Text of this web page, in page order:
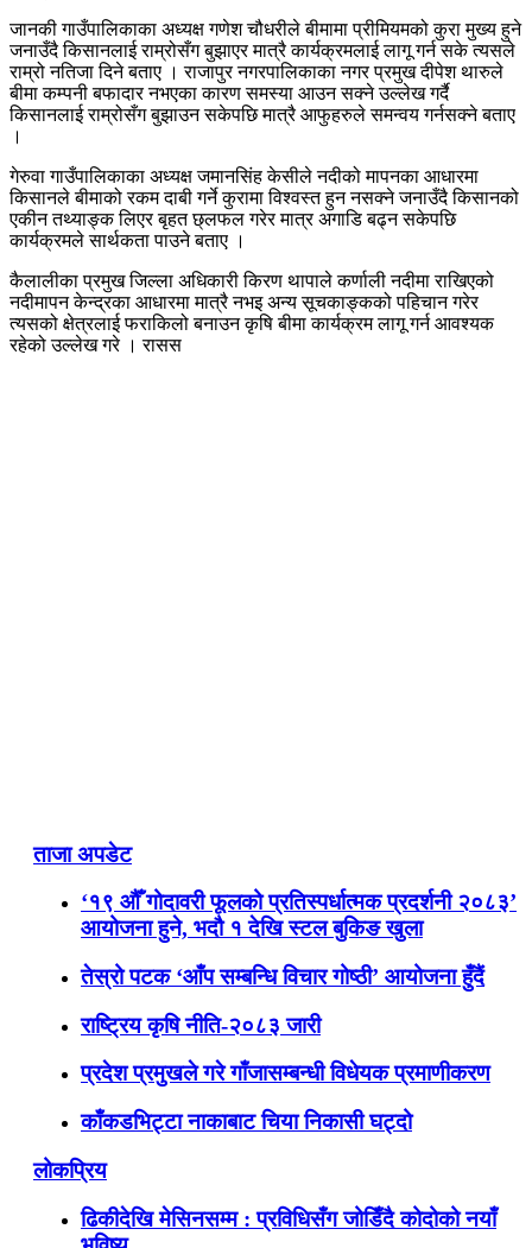
जानकी गाउँपालिकाका अध्यक्ष गणेश चौधरीले बीमामा प्रीमियमको कुरा मुख्य हुने
जनाउँदै किसानलाई राम्रोसँग बुझाएर मात्रै कार्यक्रमलाई लागू गर्न सके त्यसले
राम्रो नतिजा दिने बताए । राजापुर नगरपालिकाका नगर प्रमुख दीपेश थारुले
बीमा कम्पनी बफादार नभएका कारण समस्या आउन सक्ने उल्लेख गर्दै
किसानलाई राम्रोसँग बुझाउन सकेपछि मात्रै आफुहरुले समन्वय गर्नसक्ने बताए
।
गेरुवा गाउँपालिकाका अध्यक्ष जमानसिंह केसीले नदीको मापनका आधारमा
किसानले बीमाको रकम दाबी गर्ने कुरामा विश्वस्त हुन नसक्ने जनाउँदै किसानको
एकीन तथ्याङ्क लिएर बृहत छ्लफल गरेर मात्र अगाडि बढ्न सकेपछि
कार्यक्रमले सार्थकता पाउने बताए ।
कैलालीका प्रमुख जिल्ला अधिकारी किरण थापाले कर्णाली नदीमा राखिएको
नदीमापन केन्द्रका आधारमा मात्रै नभइ अन्य सूचकाङ्कको पहिचान गरेर
त्यसको क्षेत्रलाई फराकिलो बनाउन कृषि बीमा कार्यक्रम लागू गर्न आवश्यक
रहेको उल्लेख गरे । रासस
ताजा अपडेट
‘१९ औँ गोदावरी फूलको प्रतिस्पर्धात्मक प्रदर्शनी २०८३’
आयोजना हुने, भदौ १ देखि स्टल बुकिङ खुला
तेस्रो पटक ‘आँप सम्बन्धि विचार गोष्ठी’ आयोजना हुँदैं
राष्ट्रिय कृषि नीति-२०८३ जारी
प्रदेश प्रमुखले गरे गाँजासम्बन्धी विधेयक प्रमाणीकरण
काँकडभिट्टा नाकाबाट चिया निकासी घट्दो
लोकप्रिय
ढिकीदेखि मेसिनसम्म : प्रविधिसँग जोडिँदै कोदोको नयाँ